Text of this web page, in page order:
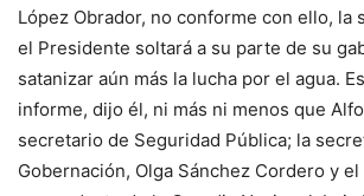
López Obrador, no conforme con ello, la
el Presidente soltará a su parte de su
satanizar aún más la lucha por el agua.
informe, dijo él, ni más ni menos que
secretario de Seguridad Pública; la
Gobernación, Olga Sánchez Cordero y